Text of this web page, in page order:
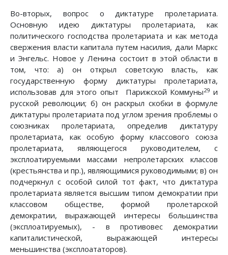
Во-вторых, вопрос о диктатуре пролетариата.
Основную идею диктатуры пролетариата, как
политического господства пролетариата и как метода
свержения власти капитала путем насилия, дали Маркс
и Энгельс. Новое у Ленина состоит в этой области в
том, что: а) он открыл советскую власть, как
государственную форму диктатуры пролетариата,
использовав для этого опыт Парижской Коммуны29 и
русской революции; б) он раскрыл скобки в формуле
диктатуры пролетариата под углом зрения проблемы о
союзниках пролетариата, определив диктатуру
пролетариата, как особую форму классового союза
пролетариата, являющегося руководителем, с
эксплоатируемыми массами непролетарских классов
(крестьянства и пр.), являющимися руководимыми; в) он
подчеркнул с особой силой тот факт, что диктатура
пролетариата является высшим типом демократии при
классовом обществе, формой пролетарской
демократии, выражающей интересы большинства
(эксплоатируемых), - в противовес демократии
капиталистической, выражающей интересы
меньшинства (эксплоататоров).